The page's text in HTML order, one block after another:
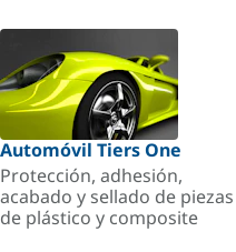
Automóvil Tiers One
Protección, adhesión,
acabado y sellado de piezas
de plástico y composite